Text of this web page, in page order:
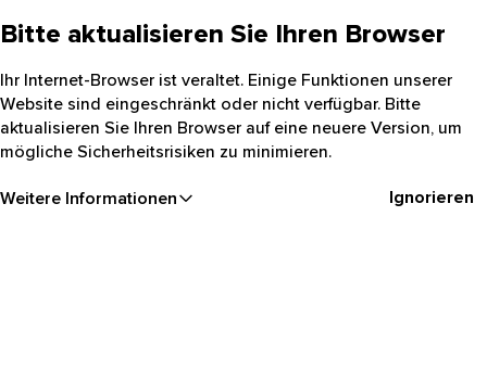
Bitte aktualisieren Sie Ihren Browser
Ihr Internet-Browser ist veraltet. Einige Funktionen unserer
Website sind eingeschränkt oder nicht verfügbar. Bitte
aktualisieren Sie Ihren Browser auf eine neuere Version, um
mögliche Sicherheitsrisiken zu minimieren.
Weitere Informationen Ignorieren